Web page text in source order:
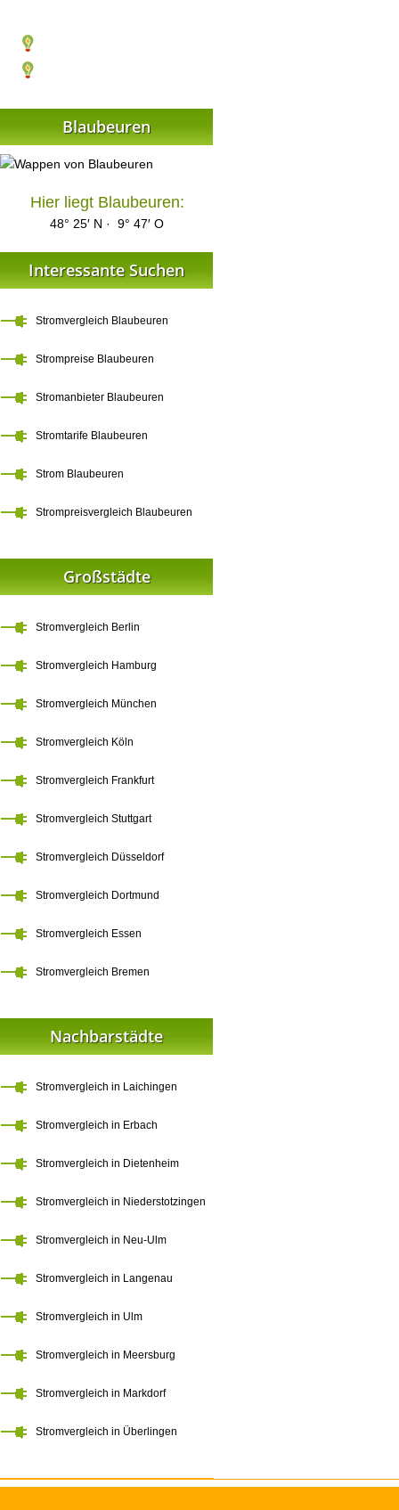
Blaubeuren
Hier liegt Blaubeuren:
48° 25′ N · 9° 47′ O
Interessante Suchen
Stromvergleich Blaubeuren
Strompreise Blaubeuren
Stromanbieter Blaubeuren
Stromtarife Blaubeuren
Strom Blaubeuren
Strompreisvergleich Blaubeuren
Großstädte
Stromvergleich Berlin
Stromvergleich Hamburg
Stromvergleich München
Stromvergleich Köln
Stromvergleich Frankfurt
Stromvergleich Stuttgart
Stromvergleich Düsseldorf
Stromvergleich Dortmund
Stromvergleich Essen
Stromvergleich Bremen
Nachbarstädte
Stromvergleich in Laichingen
Stromvergleich in Erbach
Stromvergleich in Dietenheim
Stromvergleich in Niederstotzingen
Stromvergleich in Neu-Ulm
Stromvergleich in Langenau
Stromvergleich in Ulm
Stromvergleich in Meersburg
Stromvergleich in Markdorf
Stromvergleich in Überlingen